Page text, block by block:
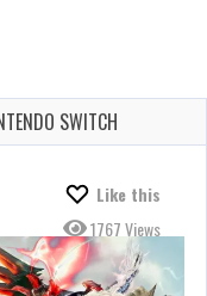
SWITCH
Like this
1767 Views